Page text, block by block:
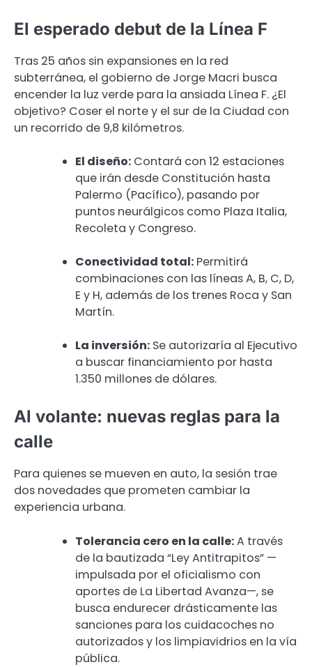
El esperado debut de la Línea F
Tras 25 años sin expansiones en la red
subterránea, el gobierno de Jorge Macri busca
encender la luz verde para la ansiada Línea F. ¿El
objetivo? Coser el norte y el sur de la Ciudad con
un recorrido de 9,8 kilómetros.
El diseño: Contará con 12 estaciones
que irán desde Constitución hasta
Palermo (Pacífico), pasando por
puntos neurálgicos como Plaza Italia,
Recoleta y Congreso.
Conectividad total: Permitirá
combinaciones con las líneas A, B, C, D,
E y H, además de los trenes Roca y San
Martín.
La inversión: Se autorizaría al Ejecutivo
a buscar financiamiento por hasta
1.350 millones de dólares.
Al volante: nuevas reglas para la
calle
Para quienes se mueven en auto, la sesión trae
dos novedades que prometen cambiar la
experiencia urbana.
Tolerancia cero en la calle:A través
de la bautizada “Ley Antitrapitos” —
impulsada por el oficialismo con
aportes de La Libertad Avanza—, se
busca endurecer drásticamente las
sanciones para los cuidacoches no
autorizados y los limpiavidrios en la vía
pública.